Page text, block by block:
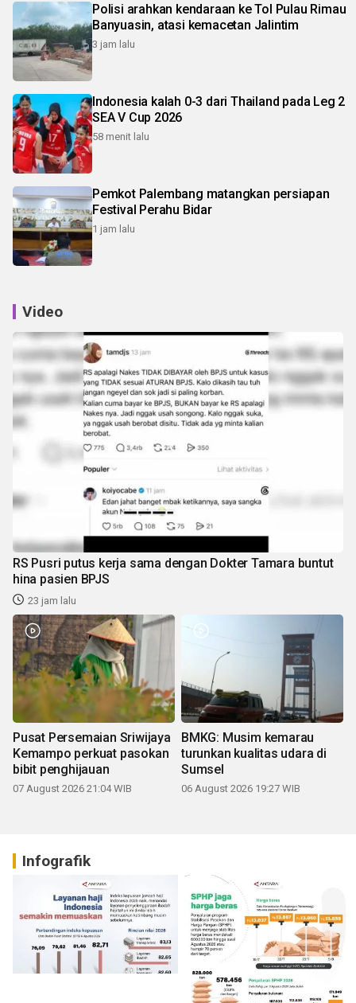
Polisi arahkan kendaraan ke Tol Pulau Rimau
Banyuasin, atasi kemacetan Jalintim
3 jam lalu
Indonesia kalah 0-3 dari Thailand pada Leg 2
SEA V Cup 2026
58 menit lalu
Pemkot Palembang matangkan persiapan
Festival Perahu Bidar
1 jam lalu
Video
RS Pusri putus kerja sama dengan Dokter Tamara buntut
hina pasien BPJS
23 jam lalu
Pusat Persemaian Sriwijaya
Kemampo perkuat pasokan
bibit penghijauan
07 August 2026 21:04 WIB
BMKG: Musim kemarau
turunkan kualitas udara di
Sumsel
06 August 2026 19:27 WIB
Infografik